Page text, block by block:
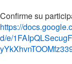
Confirme su
https://
d/e/